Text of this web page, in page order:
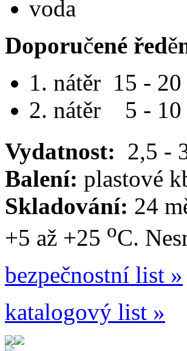
voda
Doporučené ředě
1. nátěr 15 -
2. nátěr 5 - 10
Vydatnost: 2,5 -
Balení: plastové
Skladování: 24
+5 až +25 oC.
bezpečnostní list »
katalogový list »